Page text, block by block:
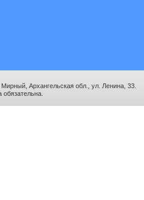
Архангельская обл., ул. Ленина, 33.